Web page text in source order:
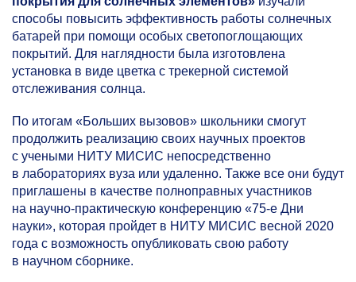
способы повысить эффективность работы солнечных
батарей при помощи особых светопоглощающих
покрытий. Для наглядности была изготовлена
установка в виде цветка с трекерной системой
отслеживания солнца.
По итогам «Больших вызовов» школьники смогут
продолжить реализацию своих научных проектов
с учеными НИТУ МИСИС непосредственно
в лабораториях вуза или удаленно. Также все они будут
приглашены в качестве полноправных участников
на научно-практическую конференцию «75-е Дни
науки», которая пройдет в НИТУ МИСИС весной 2020
года с возможность опубликовать свою работу
в научном сборнике.